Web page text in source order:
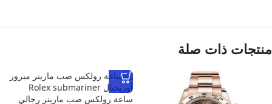
منتجات ذات صلة
ساعة رولكس صب مارينر رجالي